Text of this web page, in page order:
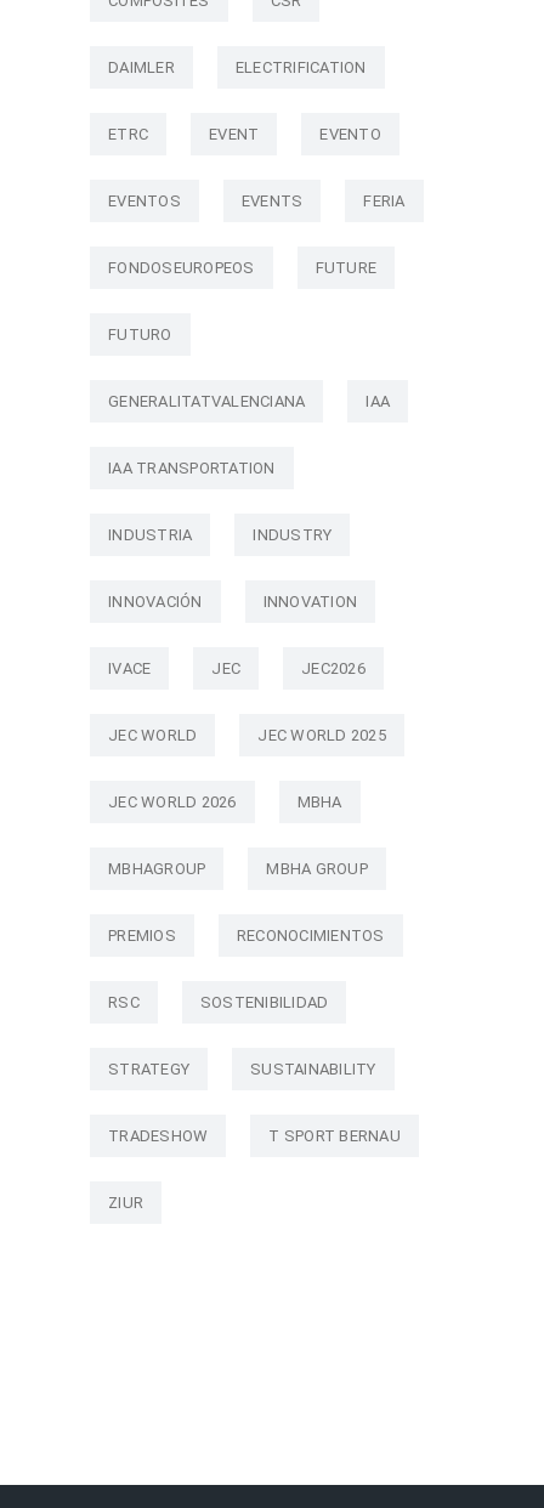
DAIMLER ELECTRIFICATION
ETRC EVENT EVENTO
EVENTOS EVENTS FERIA
FONDOSEUROPEOS FUTURE
FUTURO
GENERALITATVALENCIANA IAA
IAA TRANSPORTATION
INDUSTRIA INDUSTRY
INNOVACIÓN INNOVATION
IVACE JEC JEC2026
JEC WORLD JEC WORLD 2025
JEC WORLD 2026 MBHA
MBHAGROUP MBHA GROUP
PREMIOS RECONOCIMIENTOS
RSC SOSTENIBILIDAD
STRATEGY SUSTAINABILITY
TRADESHOW T SPORT BERNAU
ZIUR